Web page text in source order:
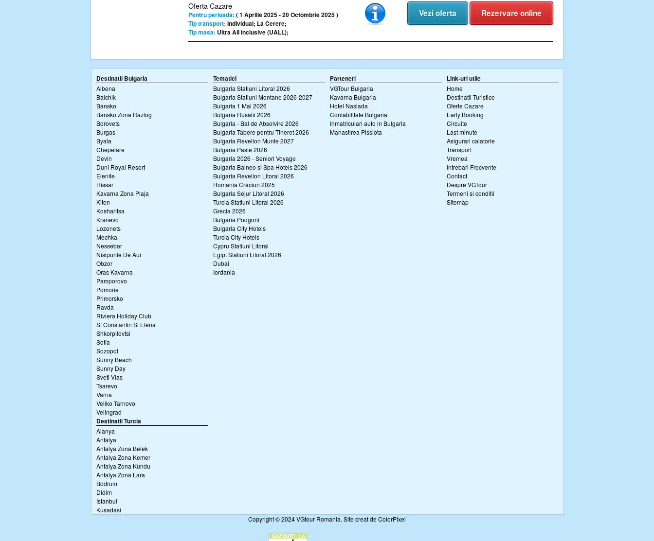
Oferta Cazare
Pentru perioada: ( 1 Aprilie 2025 - 20 Octombrie 2025 )
Tip transport: Individual; La Cerere;
Tip masa: Ultra All Inclusive (UALL);
Vezi oferta Rezervare online
Destinatii Bulgaria
Albena
Balchik
Bansko
Bansko Zona Razlog
Borovets
Burgas
Byala
Chepelare
Devin
Duni Royal Resort
Elenite
Hissar
Kavarna Zona Plaja
Kiten
Kosharitsa
Kranevo
Lozenets
Mechka
Nessebar
Nisipurile De Aur
Obzor
Oras Kavarna
Pamporovo
Pomorie
Primorsko
Ravda
Riviera Holiday Club
Sf Constantin Si Elena
Shkorpilovtsi
Sofia
Sozopol
Sunny Beach
Sunny Day
Sveti Vlas
Tsarevo
Varna
Veliko Tarnovo
Velingrad
Destinatii Turcia
Alanya
Antalya
Antalya Zona Belek
Antalya Zona Kemer
Antalya Zona Kundu
Antalya Zona Lara
Bodrum
Didim
Istanbul
Kusadasi
Tematici
Bulgaria Statiuni Litoral 2026
Bulgaria Statiuni Montane 2026-2027
Bulgaria 1 Mai 2026
Bulgaria Rusalii 2026
Bulgaria - Bal de Absolvire 2026
Bulgaria Tabere pentru Tineret 2026
Bulgaria Revelion Munte 2027
Bulgaria Paste 2026
Bulgaria 2026 - Seniori Voyage
Bulgaria Balneo si Spa Hotels 2026
Bulgaria Revelion Litoral 2026
Romania Craciun 2025
Bulgaria Sejur Litoral 2026
Turcia Statiuni Litoral 2026
Grecia 2026
Bulgaria Podgorii
Bulgaria City Hotels
Turcia City Hotels
Cypru Statiuni Litoral
Egipt Statiuni Litoral 2026
Dubai
Iordania
Parteneri
VGTour Bulgaria
Kavarna Bulgaria
Hotel Naslada
Contabilitate Bulgaria
Inmatriculari auto in Bulgaria
Manastirea Pissiota
Link-uri utile
Home
Destinatii Turistice
Oferte Cazare
Early Booking
Circuite
Last minute
Asigurari calatorie
Transport
Vremea
Intrebari Frecvente
Contact
Despre VGTour
Termeni si conditii
Sitemap
Copyright © 2024 VGtour Romania. Site creat de ColorPixel